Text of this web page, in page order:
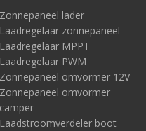
Zonnepaneel lader
Laadregelaar zonnepaneel
Laadregelaar MPPT
Laadregelaar PWM
Zonnepaneel omvormer 12V
Zonnepaneel omvormer
camper
Laadstroomverdeler boot